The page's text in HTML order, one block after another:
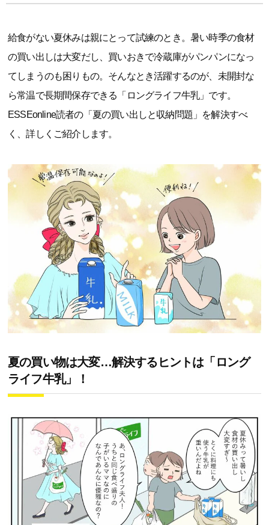
給食がない夏休みは親にとって試練のとき。暑い時季の食材
の買い出しは大変だし、買いおきで冷蔵庫がパンパンになっ
てしまうのも困りもの。そんなとき活躍するのが、未開封な
ら常温で長期間保存できる「ロングライフ牛乳」です。
ESSEonline読者の「夏の買い出しと収納問題」を解決すべ
く、詳しくご紹介します。
夏の買い物は大変…解決するヒントは「ロング
ライフ牛乳」！